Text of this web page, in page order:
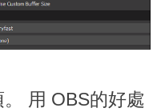
用 OBS的好處